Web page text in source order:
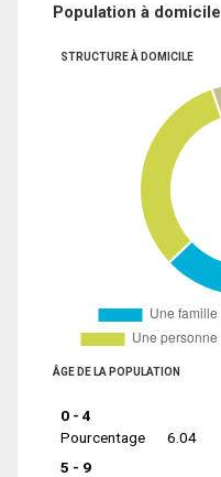
Population à domicile
STRUCTURE À DOMICILE
ÂGE DE LA POPULATION
0 - 4
Pourcentage
6.04
5 - 9